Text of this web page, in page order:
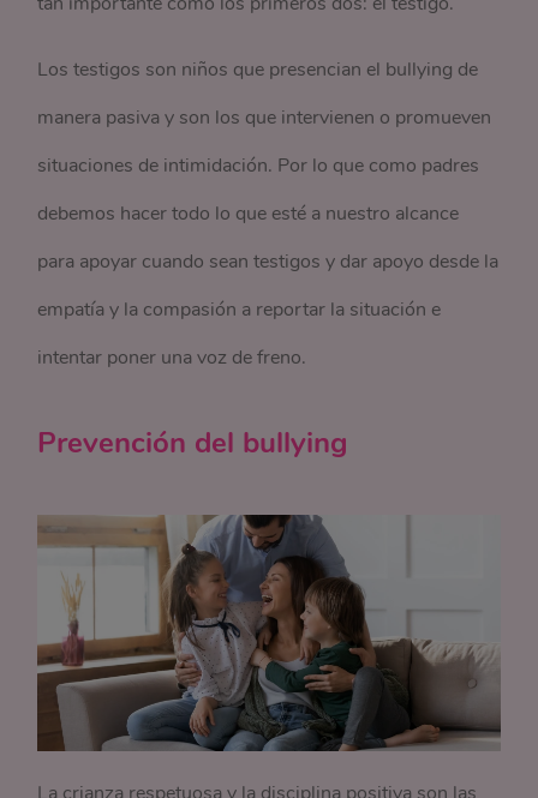
Los testigos son niños que presencian el bullying de
manera pasiva y son los que intervienen o promueven
situaciones de intimidación. Por lo que como padres
debemos hacer todo lo que esté a nuestro alcance
para apoyar cuando sean testigos y dar apoyo desde la
empatía y la compasión a reportar la situación e
intentar poner una voz de freno.
Prevención del bullying